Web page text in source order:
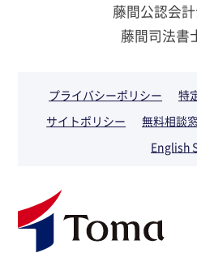
藤間公認会
藤間司法書
プライバシーポリシー
特
サイトポリシー
無料相談
English